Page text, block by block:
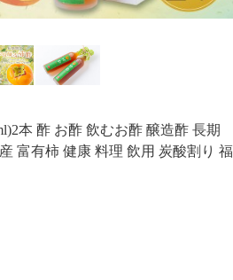
本 酢 お酢 飲むお酢 醸造酢 長期
富有柿 健康 料理 飲用 炭酸割り 福